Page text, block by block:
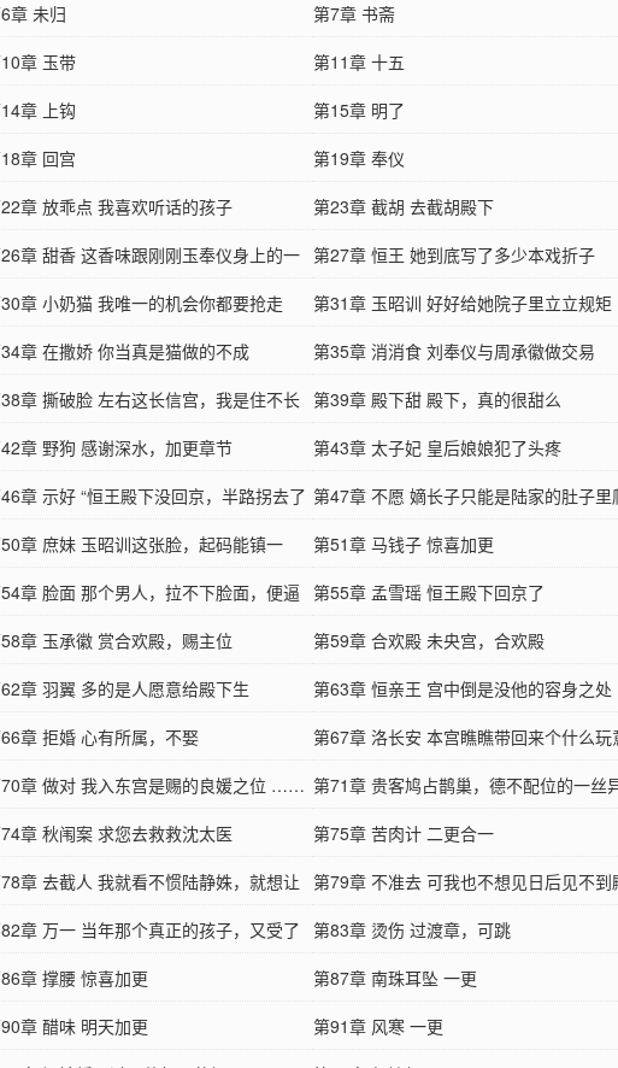
章 未归 第7章 书斋
章 玉带 第11章 十五
章 上钩 第15章 明了
章 回宫 第19章 奉仪
章 放乖点 我喜欢听话的孩子 第23章 截胡 去截胡殿下
章 甜香 这香味跟刚刚玉奉仪身上的一
一……
第27章 恒王 她到底写了多少本戏折子
章 小奶猫 我唯一的机会你都要抢走 第31章 玉昭训 好好给她院子里立立规矩
章 在撒娇 你当真是猫做的不成 第35章 消消食 刘奉仪与周承徽做交易
章 撕破脸 左右这长信宫，我是住不长
了……
第39章 殿下甜 殿下，真的很甜么
章 野狗 感谢深水，加更章节 第43章 太子妃 皇后娘娘犯了头疼
章 示好 “恒王殿下没回京，半路拐去了
……
第47章 不愿 嫡长子只能是陆家的肚子里
出来……
章 庶妹 玉昭训这张脸，起码能镇一
。……
第51章 马钱子 惊喜加更
章 脸面 那个男人，拉不下脸面，便逼
自……
第55章 孟雪瑶 恒王殿下回京了
章 玉承徽 赏合欢殿，赐主位 第59章 合欢殿 未央宫，合欢殿
章 羽翼 多的是人愿意给殿下生
第63章 恒亲王 宫中倒是没他的容身之处
了……
章 拒婚 心有所属，不娶
第67章 洛长安 本宫瞧瞧带回来个什么玩
儿。……
章 做对 我入东宫是赐的良媛之位 …… 第71章 贵客鸠占鹊巢，德不配位的一丝
样……
章 秋闱案 求您去救救沈太医 第75章 苦肉计 二更合一
章 去截人 我就看不惯陆静姝，就想让
不……
第79章 不准去 可我也不想见日后见不到
下……
章 万一 当年那个真正的孩子，又受了
大……
第83章 烫伤 过渡章，可跳
章 撑腰 惊喜加更 第87章 南珠耳坠 一更
章 醋味 明天加更 第91章 风寒 一更